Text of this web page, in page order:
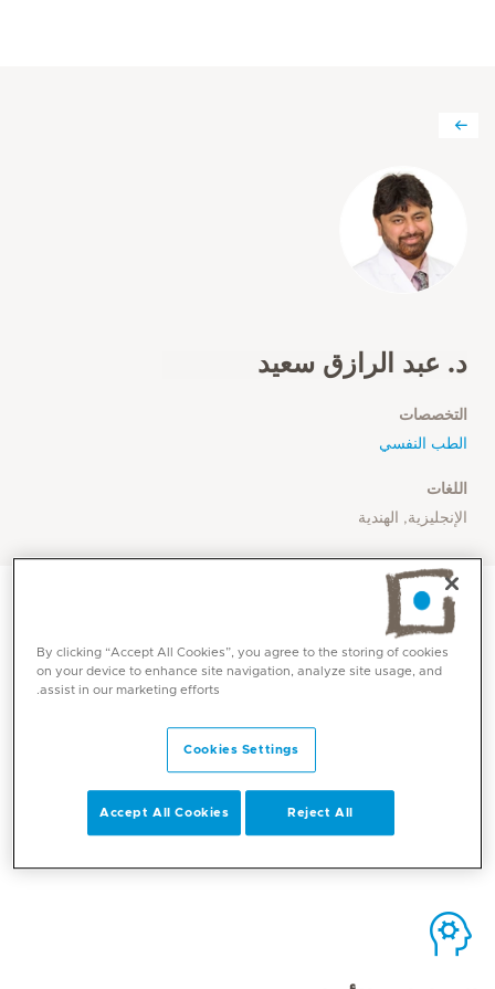
د. عبد الرازق سعيد
التخصصات
الطب النفسي
اللغات
الإنجليزية, الهندية
By clicking “Accept All Cookies”, you agree to the storing of cookies
on your device to enhance site navigation, analyze site usage, and
assist in our marketing efforts.
Cookies Settings
Reject All
Accept All Cookies